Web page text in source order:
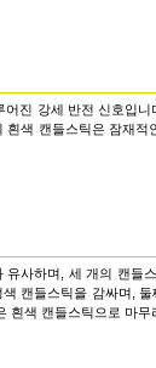
어진 강세 반전 신호입
색 캔들스틱은 잠재
유사하며, 세 개의 캔들
캔들스틱을 감싸며,
흰색 캔들스틱으로 마무